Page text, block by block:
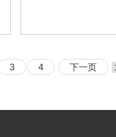
3 4 下一页